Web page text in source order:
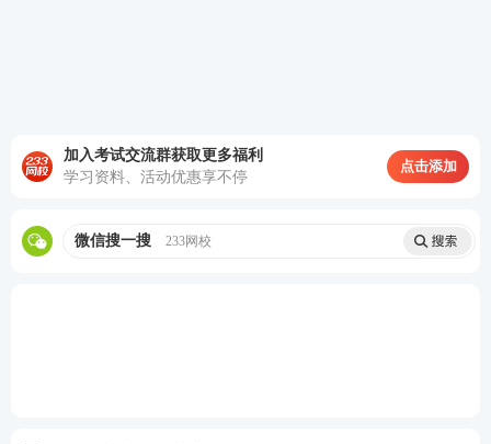
B.提高财务杠杆，企业价值随之增加
D.降低财务杠杆，企业价值随之增加
加入考试交流群获取更多福利
学习资料、活动优惠享不停
点击添加
微信搜一搜 233网校